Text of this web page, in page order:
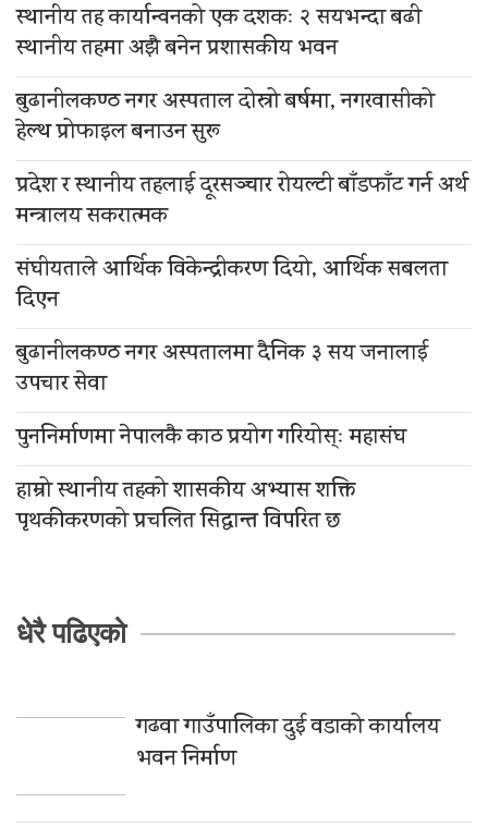
स्थानीय तह कार्यान्वनको एक दशकः २ सयभन्दा बढी
स्थानीय तहमा अझै बनेन प्रशासकीय भवन
बुढानीलकण्ठ नगर अस्पताल दोस्रो बर्षमा, नगरवासीको
हेल्थ प्रोफाइल बनाउन सुरू
प्रदेश र स्थानीय तहलाई दूरसञ्चार रोयल्टी बाँडफाँट गर्न अर्थ
मन्त्रालय सकरात्मक
संघीयताले आर्थिक विकेन्द्रीकरण दियो, आर्थिक सबलता
दिएन
बुढानीलकण्ठ नगर अस्पतालमा दैनिक ३ सय जनालाई
उपचार सेवा
पुननिर्माणमा नेपालकै काठ प्रयोग गरियोस्ः महासंघ
हाम्रो स्थानीय तहको शासकीय अभ्यास शक्ति
पृथकीकरणको प्रचलित सिद्धान्त विपरित छ
धेरै पढिएको
गढवा गाउँपालिका दुई वडाको कार्यालय
भवन निर्माण